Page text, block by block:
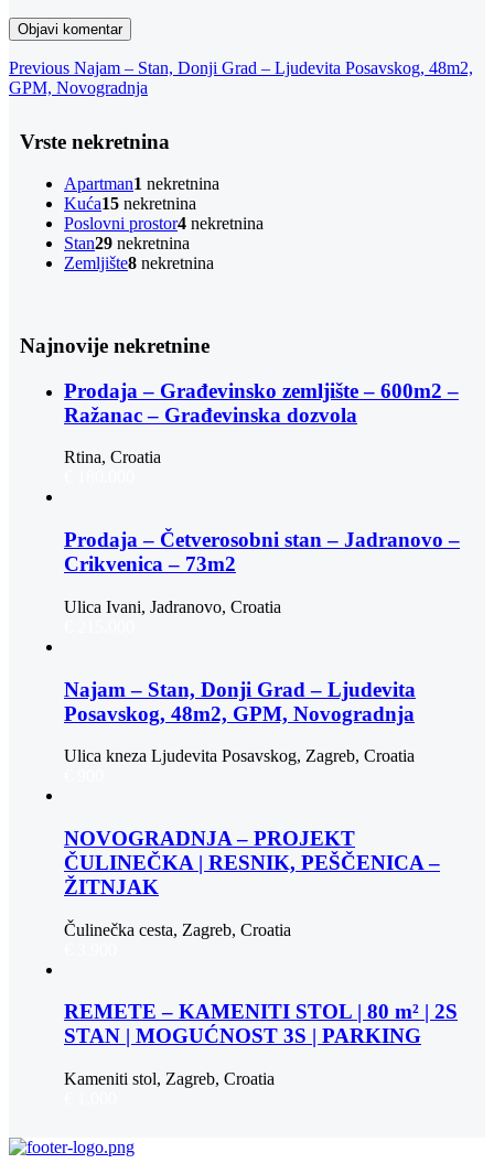
Navigacija
objava
Previous
Post
Previous Najam – Stan, Donji Grad – Ljudevita Posavskog, 48m2,
GPM, Novogradnja
Vrste nekretnina
Apartman1 nekretnina
Kuća15 nekretnina
Poslovni prostor4 nekretnina
Stan29 nekretnina
Zemljište8 nekretnina
Najnovije nekretnine
Prodaja – Građevinsko zemljište – 600m2 –
Ražanac – Građevinska dozvola
Rtina, Croatia
Prodaja – Četverosobni stan – Jadranovo –
Crikvenica – 73m2
Ulica Ivani, Jadranovo, Croatia
Najam – Stan, Donji Grad – Ljudevita
Posavskog, 48m2, GPM, Novogradnja
Ulica kneza Ljudevita Posavskog, Zagreb, Croatia
NOVOGRADNJA – PROJEKT
ČULINEČKA | RESNIK, PEŠČENICA –
ŽITNJAK
Čulinečka cesta, Zagreb, Croatia
REMETE – KAMENITI STOL | 80 m² | 2S
STAN | MOGUĆNOST 3S | PARKING
Kameniti stol, Zagreb, Croatia